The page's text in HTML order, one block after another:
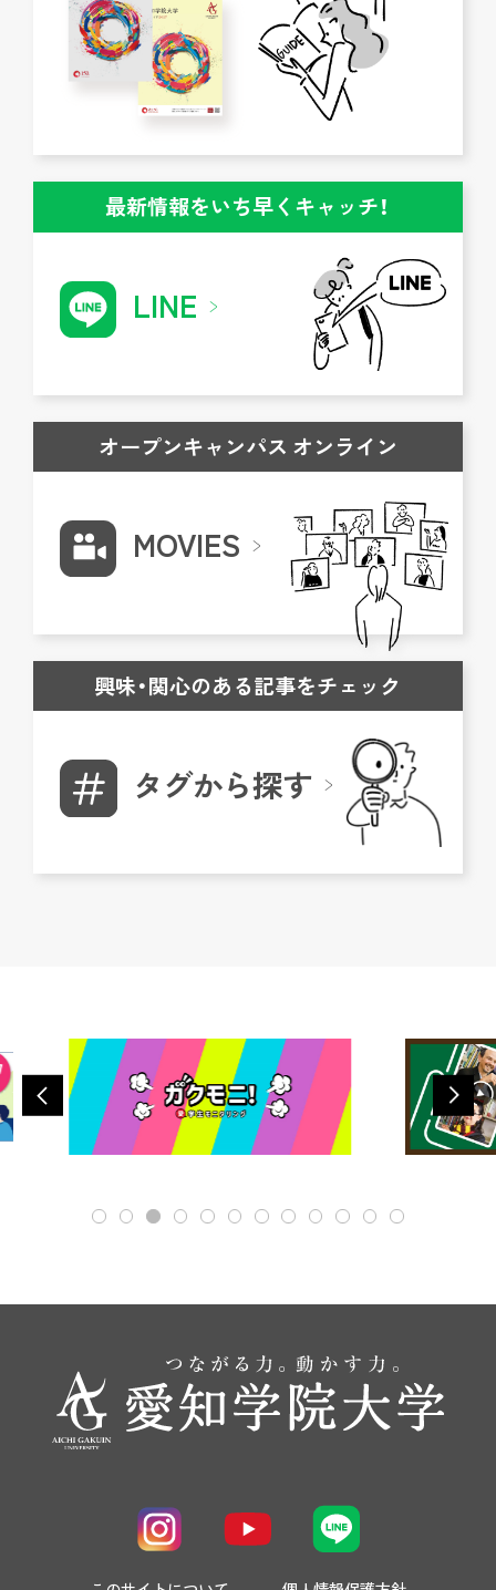
最新情報をいち早くキャッチ！
LINE
オープンキャンパス オンライン
MOVIES
興味・関心のある記事をチェック
タグから探す